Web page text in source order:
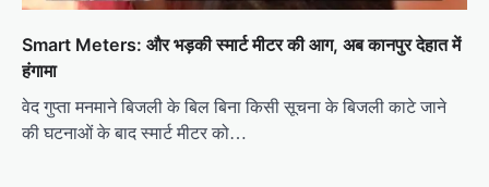
Smart Meters: और भड़की स्मार्ट मीटर की आग, अब कानपुर देहात में
हंगामा
वेद गुप्ता मनमाने बिजली के बिल बिना किसी सूचना के बिजली काटे जाने
की घटनाओं के बाद स्मार्ट मीटर को…